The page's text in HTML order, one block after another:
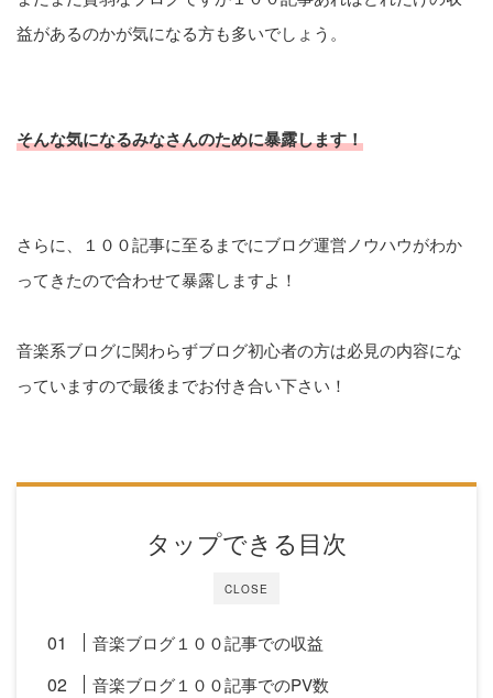
益があるのかが気になる方も多いでしょう。
そんな気になるみなさんのために暴露します！
さらに、１００記事に至るまでにブログ運営ノウハウがわか
ってきたので合わせて暴露しますよ！
音楽系ブログに関わらずブログ初心者の方は必見の内容にな
っていますので最後までお付き合い下さい！
CLOSE
タップできる目次
音楽ブログ１００記事での収益
音楽ブログ１００記事でのPV数